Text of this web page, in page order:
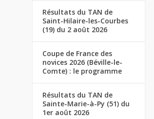
Résultats du TAN de
Saint-Hilaire-les-Courbes
(19) du 2 août 2026
Coupe de France des
novices 2026 (Béville-le-
Comte) : le programme
Résultats du TAN de
Sainte-Marie-à-Py (51) du
1er août 2026